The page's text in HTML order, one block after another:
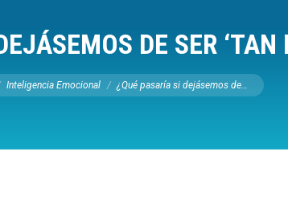
DE SER ‘TAN
Inteligencia Emocional ¿Qué pasaría si dejásemos de…